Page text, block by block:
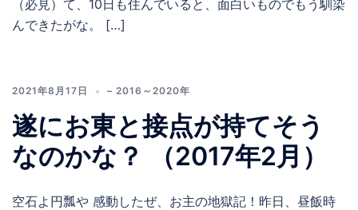
（必見）て、10日も住んでいると、面白いものでもう馴染
んできたがな。 […]
2021年8月17日 – 2016～2020年
遂にお東と接点が持てそう
なのかな？ （2017年2月）
空石よ円瓢や 感動したぜ、お主の地獄記！昨日、昼飯時